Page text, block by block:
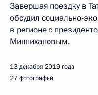
Завершая поездку в
обсудил социально-
в регионе с
Миннихановым.
13 декабря 2019 года
27 фотографий